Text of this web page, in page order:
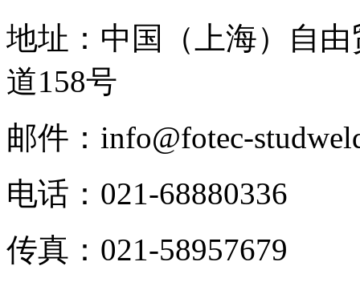
地址：中国（上海）自
道158号
邮件：info@fotec-
电话：021-68880336
传真：021-58957679